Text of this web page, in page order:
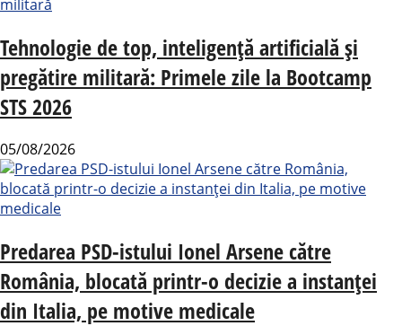
Tehnologie de top, inteligență artificială și
pregătire militară: Primele zile la Bootcamp
STS 2026
05/08/2026
Predarea PSD-istului Ionel Arsene către
România, blocată printr-o decizie a instanței
din Italia, pe motive medicale